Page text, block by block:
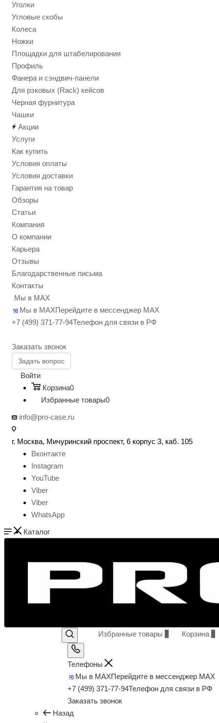
Уголки
Угловые скобы
Колеса
Ножки
Площадки для штабелирования
Профиль
Фанера и сэндвич-панели
Для рэковых (Rack) кейсов
Черная фурнитура
Чашки
Акции
Услуги
Как купить
Условия оплаты
Условия доставки
Гарантия на товар
Обзоры
Статьи
Компания
О компании
Карьера
Отзывы
Благодарственные письма
Контакты
Мы в MAX
Мы в MAXПерейдите в мессенджер MAX
+7 (499) 371-77-94Телефон для связи в РФ
Заказать звонок
Задать вопрос
Войти
Корзина0
Избранные товары0
info@pro-case.ru
г. Москва, Мичуринский проспект, 6 корпус 3, каб. 105
Вконтакте
Instagram
YouTube
Viber
Viber
WhatsApp
Избранные товары Корзина
Телефоны
Мы в MAXПерейдите в мессенджер MAX
+7 (499) 371-77-94Телефон для связи в РФ
Заказать звонок
Каталог
Назад